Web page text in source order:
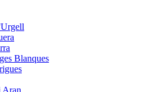
Blanques
Aran